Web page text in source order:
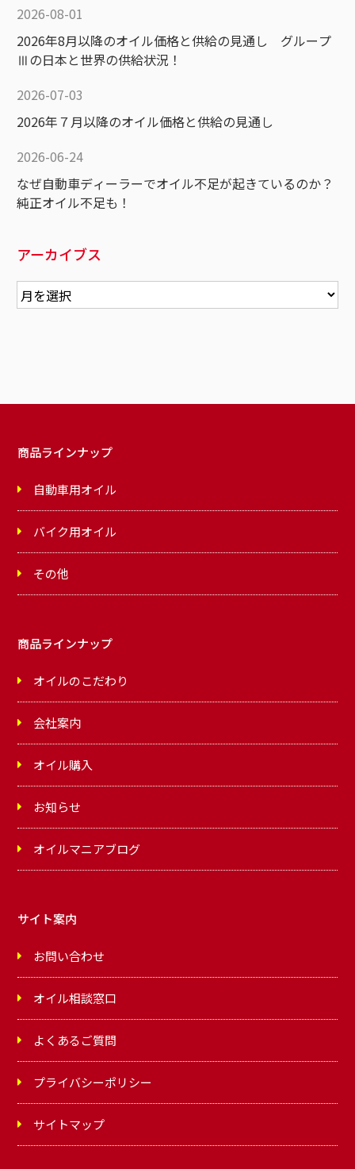
2026-08-01
2026年8月以降のオイル価格と供給の見通し グループ
Ⅲの日本と世界の供給状況！
2026-07-03
2026年７月以降のオイル価格と供給の見通し
2026-06-24
なぜ自動車ディーラーでオイル不足が起きているのか？
純正オイル不足も！
アーカイブス
商品ラインナップ
自動車用オイル
バイク用オイル
その他
商品ラインナップ
オイルのこだわり
会社案内
オイル購入
お知らせ
オイルマニアブログ
サイト案内
お問い合わせ
オイル相談窓口
よくあるご質問
プライバシーポリシー
サイトマップ